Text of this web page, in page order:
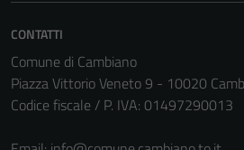
CONTATTI
Comune di Cambiano
Piazza Vittorio Veneto 9 - 10020
Codice fiscale / P. IVA: 01497290013